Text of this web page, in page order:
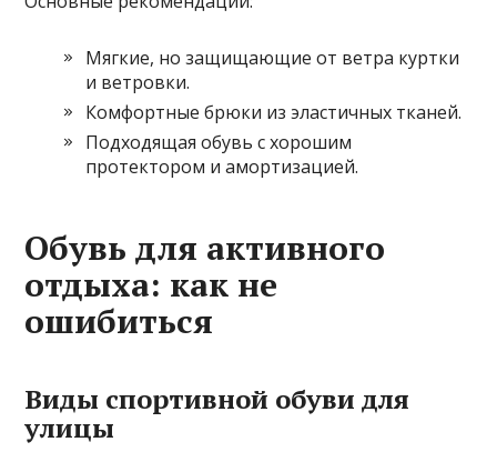
Мягкие, но защищающие от ветра куртки
и ветровки.
Комфортные брюки из эластичных тканей.
Подходящая обувь с хорошим
протектором и амортизацией.
Обувь для активного
отдыха: как не
ошибиться
Виды спортивной обуви для
улицы